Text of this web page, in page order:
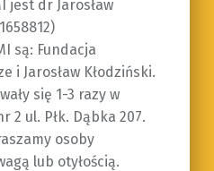
jest dr Jarosław
są: Fundacja
i Jarosław Kłodziński.
się 1-3 razy w
2 ul. Płk. Dąbka 207.
osoby
lub otyłością.